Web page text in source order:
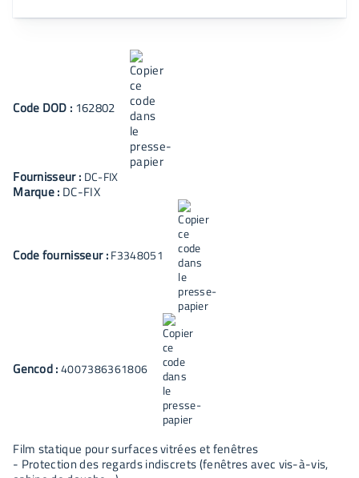
Code DOD : 162802
Fournisseur : DC-FIX
Marque : DC-FIX
Code fournisseur :F3348051
Gencod :4007386361806
Film statique pour surfaces vitrées et fenêtres
- Protection des regards indiscrets (fenêtres avec vis-à-vis,